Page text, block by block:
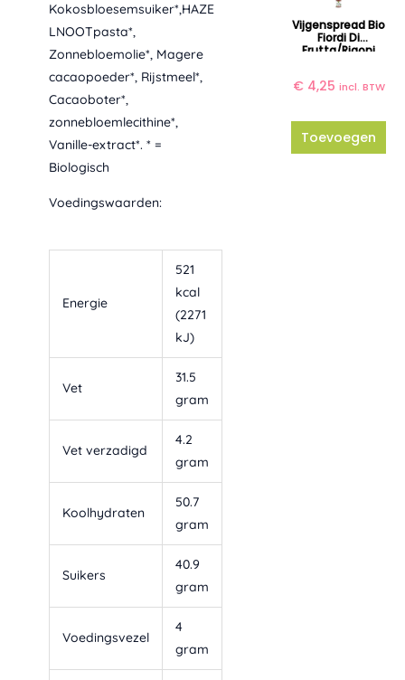
Kokosbloesemsuiker*,HAZE
LNOOTpasta*,
Zonnebloemolie*, Magere
cacaopoeder*, Rijstmeel*,
Cacaoboter*,
zonnebloemlecithine*,
Vanille-extract*. * =
Biologisch
Voedingswaarden:
Energie
521
kcal
(2271
kJ)
Vet
31.5
gram
Vet verzadigd
4.2
gram
Koolhydraten
50.7
gram
Suikers
40.9
gram
Voedingsvezel
4
gram
Vijgenspread Bio
Fiordi Di
Frutta/Rigoni
€4,25 incl. BTW
Toevoegen